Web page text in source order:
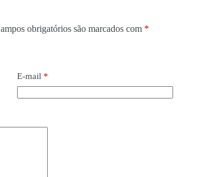
obrigatórios são marcados com *
E-mail*